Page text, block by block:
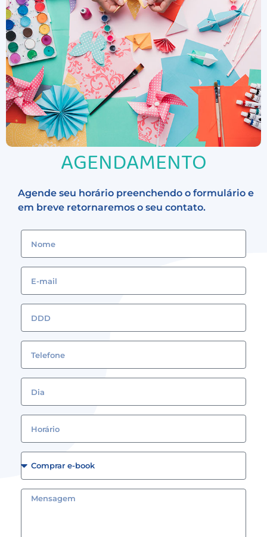
AGENDAMENTO
Agende seu horário preenchendo o formulário e
em breve retornaremos o seu contato.